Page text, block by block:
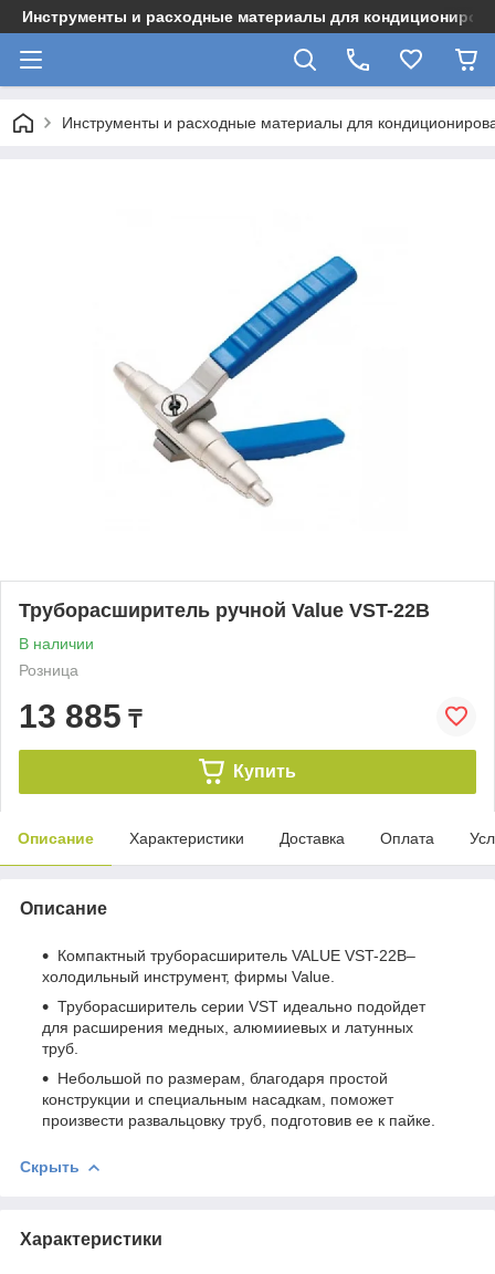
Инструменты и расходные материалы для
Инструменты и расходные материалы для
Труборасширитель ручной Value VST-22B
В наличии
Розница
13 885 ₸
Купить
Описание Характеристики Доставка Оплата
Описание
Компактный труборасширитель VALUE VST-22B–
холодильный инструмент, фирмы Value.
Труборасширитель серии VST идеально подойдет
для расширения медных, алюмииевых и латунных
труб.
Небольшой по размерам, благодаря простой
конструкции и специальным насадкам, поможет
произвести развальцовку труб, подготовив ее к пайке.
Скрыть
Характеристики